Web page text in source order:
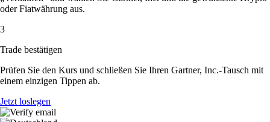
oder Fiatwährung aus.
3
Trade bestätigen
Prüfen Sie den Kurs und schließen Sie Ihren Gartner, Inc.-Tausch mit
einem einzigen Tippen ab.
Jetzt loslegen